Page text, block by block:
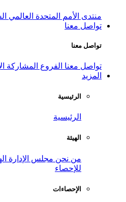
منتدى الأمم المتحدة العالمي
تواصل معنا
تواصل معنا
تواصل معنا الفروع المشاركة
المزيد
الرئيسية
الرئيسية
الهيئة
من نحن مجلس الإدارة
للإحصاء
الإحصاءات